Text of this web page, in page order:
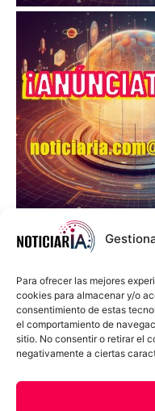
Para ofrecer las mejores
cookies para almacenar y/o
consentimiento de estas
el comportamiento de
sitio. No consentir o retirar el
negativamente a ciertas